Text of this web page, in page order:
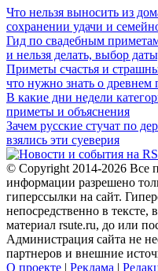
Что нельзя выносить из
сохранении удачи и
Гид по свадебным
и нельзя делать, выбор
Приметы счастья и
что нужно знать о древнем
В какие дни недели
приметы и объяснения
Зачем русские стучат по
взялись эти суеверия
© Copyright 2014-2026 Все
информации разрешено
гиперссылки на сайт.
непосредственно в
материал rsute.ru, до или
Администрация сайта не
партнеров и внешние
О проекте | Реклама |